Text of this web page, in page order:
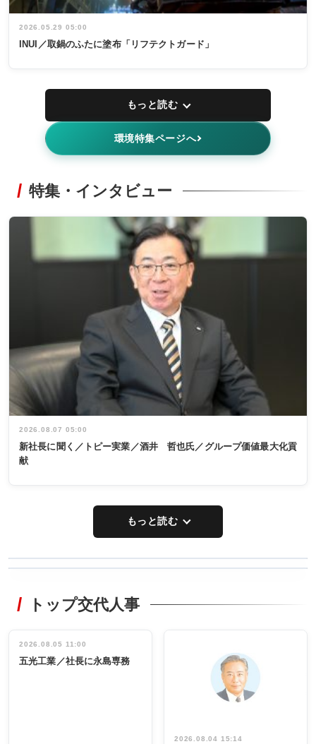
2026.05.29 05:00
INUI／取鍋のふたに塗布「リフテクトガード」
もっと読む
環境特集ページへ
特集・インタビュー
2026.08.07 05:00
新社長に聞く／トピー実業／酒井 哲也氏／グループ価値最大化貢
献
もっと読む
非鉄業界で
インタビュ
ー／社内ア
タックトレー
祝う 業界関
係者ら220人
出席
トップ交代人事
2026.08.05 11:00
五光工業／社長に永島専務
2026.08.04 15:14